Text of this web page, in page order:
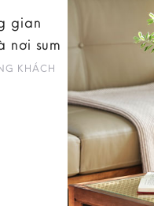
gian
nơi sum
KHÁCH